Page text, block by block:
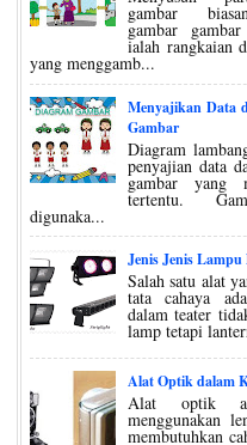
gambar
gambar
ialah rangkaian
yang menggamb...
Menyajikan Data
Gambar
Diagram
penyajian data
gambar yang
tertentu.
digunaka...
Jenis Jenis Lampu
Salah satu alat
tata cahaya
dalam teater
lamp tetapi
Alat Optik dalam
Alat optik
menggunakan
membutuhkan